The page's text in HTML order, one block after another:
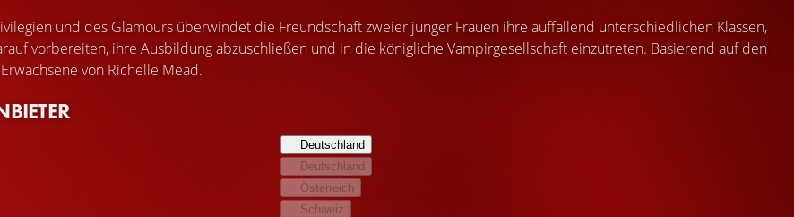
und des Glamours überwindet die Freundschaft zweier junger Frauen ihre auffallend unterschiedlichen Klassen,
vorbereiten, ihre Ausbildung abzuschließen und in die königliche Vampirgesellschaft einzutreten. Basierend auf den
von Richelle Mead.
Deutschland
Deutschland
Österreich
Schweiz